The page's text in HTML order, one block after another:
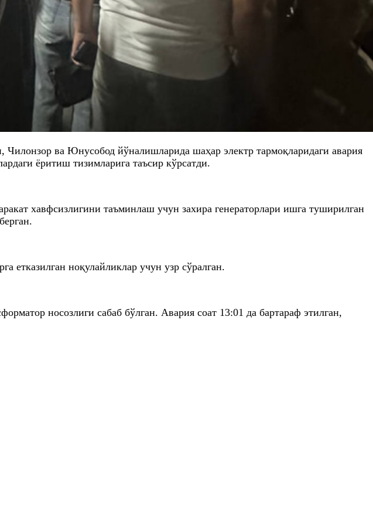
Чилонзор ва Юнусобод йўналишларида шаҳар электр тармоқларидаги авария
ёритиш тизимларига таъсир кўрсатди.
хавфсизлигини таъминлаш учун захира генераторлари ишга туширилган
етказилган ноқулайликлар учун узр сўралган.
носозлиги сабаб бўлган. Авария соат 13:01 да бартараф этилган,